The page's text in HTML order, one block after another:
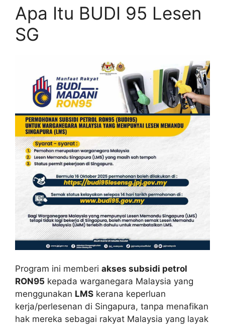
Apa Itu BUDI 95 Lesen
SG
Program ini memberi akses subsidi petrol
RON95 kepada warganegara Malaysia yang
menggunakan LMS kerana keperluan
kerja/perlesenan di Singapura, tanpa menafikan
hak mereka sebagai rakyat Malaysia yang layak